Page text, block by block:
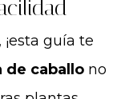
guía te
de caballo no